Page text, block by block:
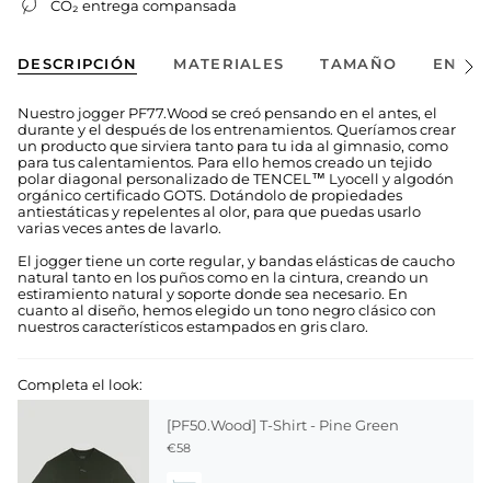
CO₂ entrega compansada
DESCRIPCIÓN MATERIALES TAMAÑO ENVÍO
Ver
Nuestro jogger PF77.Wood se creó pensando en el antes, el
durante y el después de los entrenamientos. Queríamos crear
un producto que sirviera tanto para tu ida al gimnasio, como
para tus calentamientos. Para ello hemos creado un tejido
polar diagonal personalizado de TENCEL™ Lyocell y algodón
orgánico certificado GOTS. Dotándolo de propiedades
antiestáticas y repelentes al olor, para que puedas usarlo
varias veces antes de lavarlo.
El jogger tiene un corte regular, y bandas elásticas de caucho
natural tanto en los puños como en la cintura, creando un
estiramiento natural y soporte donde sea necesario. En
cuanto al diseño, hemos elegido un tono negro clásico con
nuestros característicos estampados en gris claro.
Completa el look:
[PF50.Wood] T-Shirt - Pine Green
€58